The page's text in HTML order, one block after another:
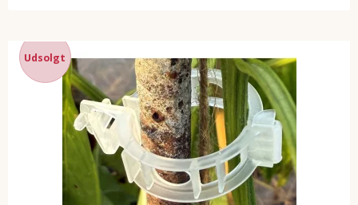
Udsolgt